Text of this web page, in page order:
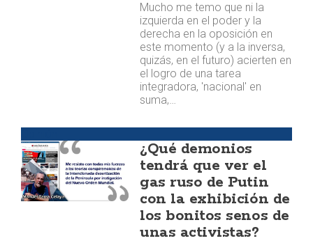
Mucho me temo que ni la
izquierda en el poder y la
derecha en la oposición en
este momento (y a la inversa,
quizás, en el futuro) acierten en
el logro de una tarea
integradora, 'nacional' en
suma,…
¿Qué demonios
tendrá que ver el
gas ruso de Putin
con la exhibición de
los bonitos senos de
unas activistas?